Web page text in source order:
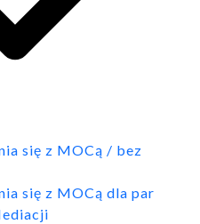
się z MOCą / bez
się z MOCą dla par